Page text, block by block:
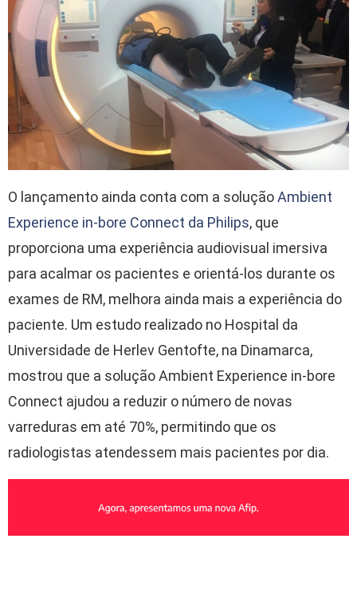
O lançamento ainda conta com a soluçãoAmbient
Experience in-bore Connect da Philips, que
proporciona uma experiência audiovisual imersiva
para acalmar os pacientes e orientá-los durante os
exames de RM, melhora ainda mais a experiência do
paciente. Um estudo realizado no Hospital da
Universidade de Herlev Gentofte, na Dinamarca,
mostrou que a solução Ambient Experience in-bore
Connect ajudou a reduzir o número de novas
varreduras em até 70%, permitindo que os
radiologistas atendessem mais pacientes por dia.